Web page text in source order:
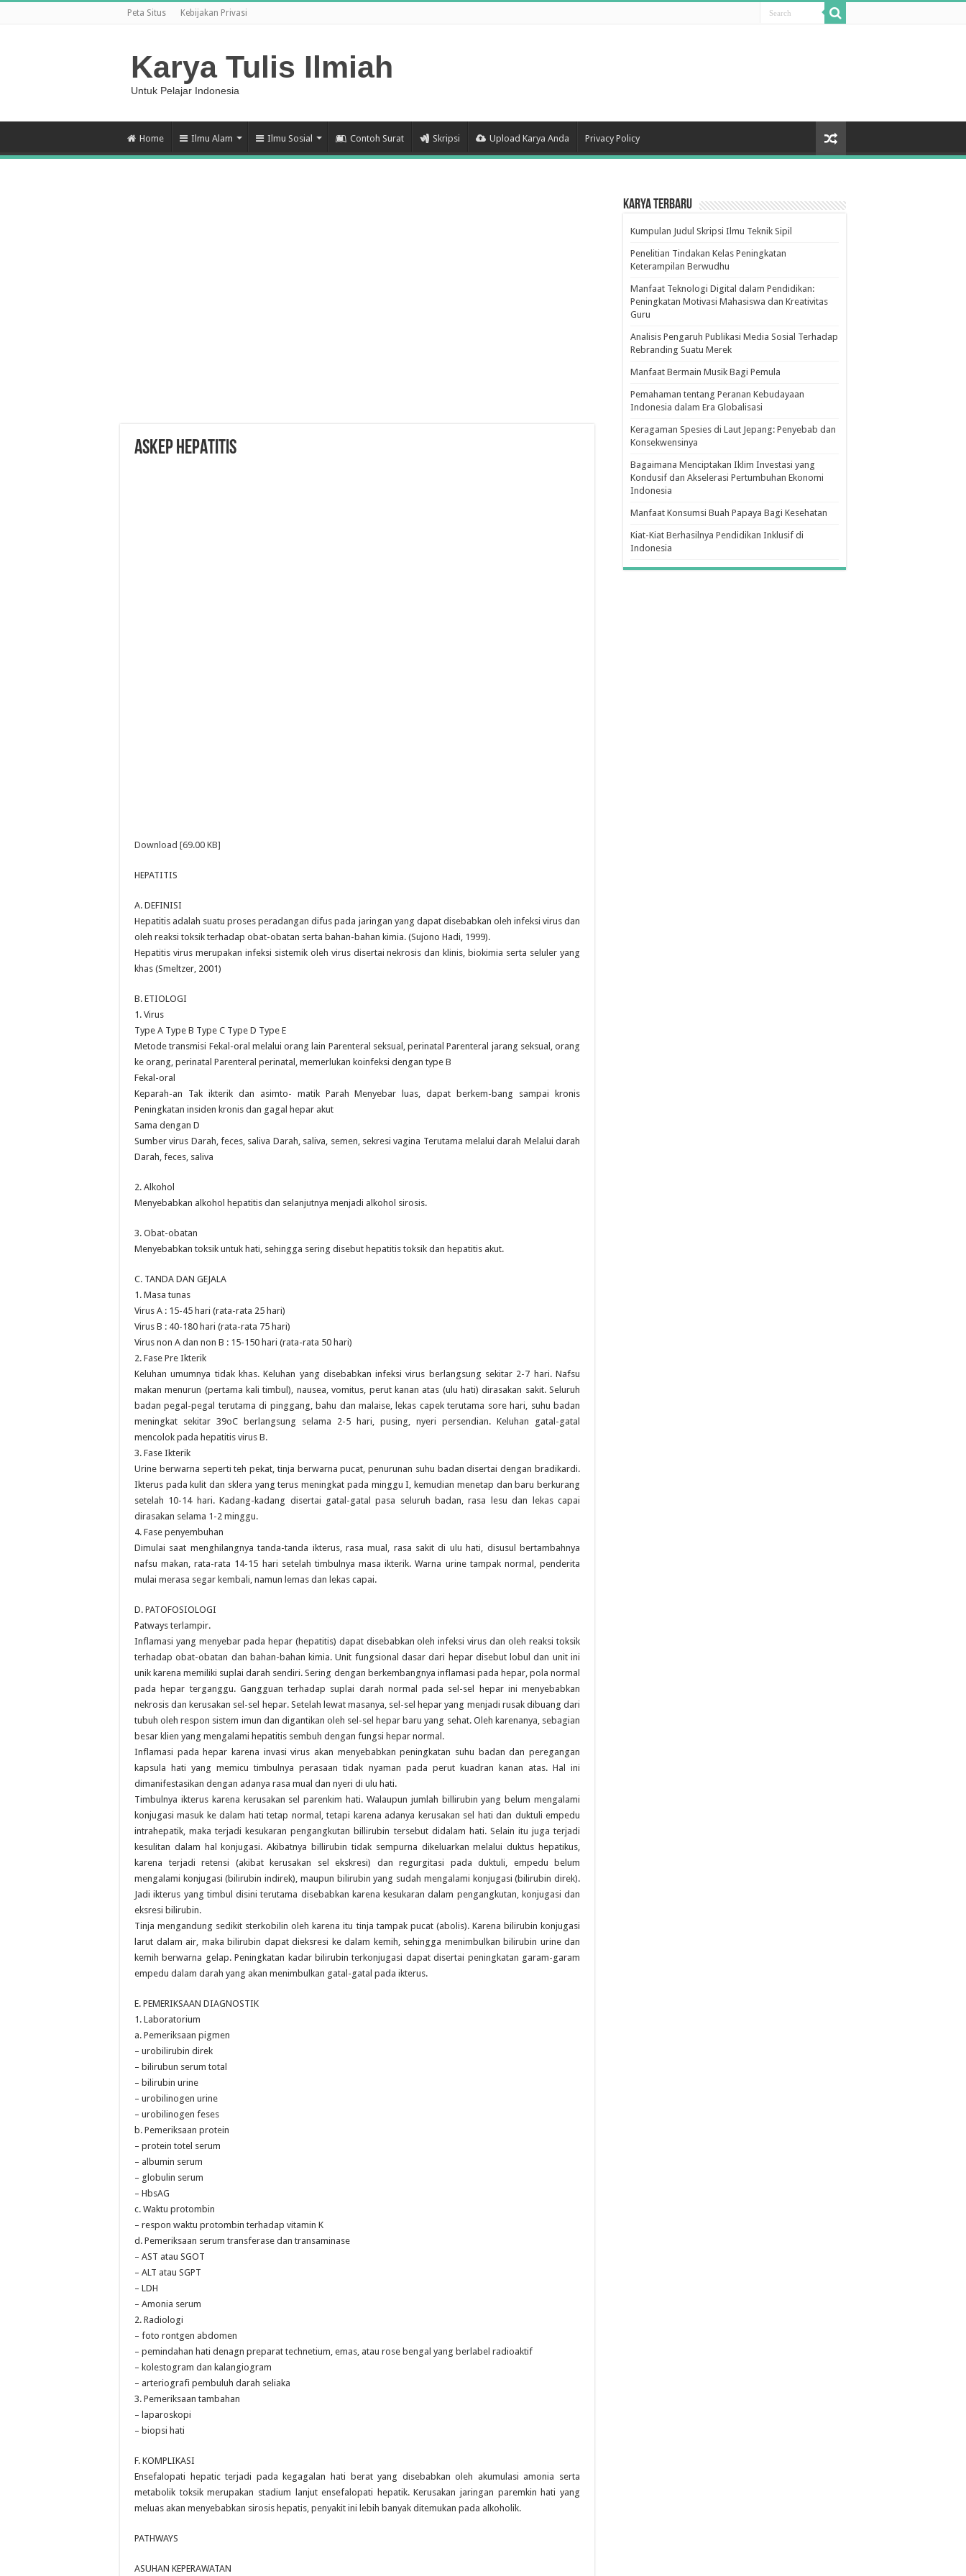
Peta Situs Kebijakan Privasi
Karya Tulis Ilmiah
Untuk Pelajar Indonesia
Home Ilmu Alam Ilmu Sosial Contoh Surat Skripsi Upload Karya Anda Privacy Policy
ASKEP HEPATITIS
Download [69.00 KB]
HEPATITIS
A. DEFINISI
Hepatitis adalah suatu proses peradangan difus pada jaringan yang dapat disebabkan oleh infeksi virus dan
oleh reaksi toksik terhadap obat-obatan serta bahan-bahan kimia. (Sujono Hadi, 1999).
Hepatitis virus merupakan infeksi sistemik oleh virus disertai nekrosis dan klinis, biokimia serta seluler yang
khas (Smeltzer, 2001)
B. ETIOLOGI
1. Virus
Type A Type B Type C Type D Type E
Metode transmisi Fekal-oral melalui orang lain Parenteral seksual, perinatal Parenteral jarang seksual, orang
ke orang, perinatal Parenteral perinatal, memerlukan koinfeksi dengan type B
Fekal-oral
Keparah-an Tak ikterik dan asimto- matik Parah Menyebar luas, dapat berkem-bang sampai kronis
Peningkatan insiden kronis dan gagal hepar akut
Sama dengan D
Sumber virus Darah, feces, saliva Darah, saliva, semen, sekresi vagina Terutama melalui darah Melalui darah
Darah, feces, saliva
2. Alkohol
Menyebabkan alkohol hepatitis dan selanjutnya menjadi alkohol sirosis.
3. Obat-obatan
Menyebabkan toksik untuk hati, sehingga sering disebut hepatitis toksik dan hepatitis akut.
C. TANDA DAN GEJALA
1. Masa tunas
Virus A : 15-45 hari (rata-rata 25 hari)
Virus B : 40-180 hari (rata-rata 75 hari)
Virus non A dan non B : 15-150 hari (rata-rata 50 hari)
2. Fase Pre Ikterik
Keluhan umumnya tidak khas. Keluhan yang disebabkan infeksi virus berlangsung sekitar 2-7 hari. Nafsu
makan menurun (pertama kali timbul), nausea, vomitus, perut kanan atas (ulu hati) dirasakan sakit. Seluruh
badan pegal-pegal terutama di pinggang, bahu dan malaise, lekas capek terutama sore hari, suhu badan
meningkat sekitar 39oC berlangsung selama 2-5 hari, pusing, nyeri persendian. Keluhan gatal-gatal
mencolok pada hepatitis virus B.
3. Fase Ikterik
Urine berwarna seperti teh pekat, tinja berwarna pucat, penurunan suhu badan disertai dengan bradikardi.
Ikterus pada kulit dan sklera yang terus meningkat pada minggu I, kemudian menetap dan baru berkurang
setelah 10-14 hari. Kadang-kadang disertai gatal-gatal pasa seluruh badan, rasa lesu dan lekas capai
dirasakan selama 1-2 minggu.
4. Fase penyembuhan
Dimulai saat menghilangnya tanda-tanda ikterus, rasa mual, rasa sakit di ulu hati, disusul bertambahnya
nafsu makan, rata-rata 14-15 hari setelah timbulnya masa ikterik. Warna urine tampak normal, penderita
mulai merasa segar kembali, namun lemas dan lekas capai.
D. PATOFOSIOLOGI
Patways terlampir.
Inflamasi yang menyebar pada hepar (hepatitis) dapat disebabkan oleh infeksi virus dan oleh reaksi toksik
terhadap obat-obatan dan bahan-bahan kimia. Unit fungsional dasar dari hepar disebut lobul dan unit ini
unik karena memiliki suplai darah sendiri. Sering dengan berkembangnya inflamasi pada hepar, pola normal
pada hepar terganggu. Gangguan terhadap suplai darah normal pada sel-sel hepar ini menyebabkan
nekrosis dan kerusakan sel-sel hepar. Setelah lewat masanya, sel-sel hepar yang menjadi rusak dibuang dari
tubuh oleh respon sistem imun dan digantikan oleh sel-sel hepar baru yang sehat. Oleh karenanya, sebagian
besar klien yang mengalami hepatitis sembuh dengan fungsi hepar normal.
Inflamasi pada hepar karena invasi virus akan menyebabkan peningkatan suhu badan dan peregangan
kapsula hati yang memicu timbulnya perasaan tidak nyaman pada perut kuadran kanan atas. Hal ini
dimanifestasikan dengan adanya rasa mual dan nyeri di ulu hati.
Timbulnya ikterus karena kerusakan sel parenkim hati. Walaupun jumlah billirubin yang belum mengalami
konjugasi masuk ke dalam hati tetap normal, tetapi karena adanya kerusakan sel hati dan duktuli empedu
intrahepatik, maka terjadi kesukaran pengangkutan billirubin tersebut didalam hati. Selain itu juga terjadi
kesulitan dalam hal konjugasi. Akibatnya billirubin tidak sempurna dikeluarkan melalui duktus hepatikus,
karena terjadi retensi (akibat kerusakan sel ekskresi) dan regurgitasi pada duktuli, empedu belum
mengalami konjugasi (bilirubin indirek), maupun bilirubin yang sudah mengalami konjugasi (bilirubin direk).
Jadi ikterus yang timbul disini terutama disebabkan karena kesukaran dalam pengangkutan, konjugasi dan
eksresi bilirubin.
Tinja mengandung sedikit sterkobilin oleh karena itu tinja tampak pucat (abolis). Karena bilirubin konjugasi
larut dalam air, maka bilirubin dapat dieksresi ke dalam kemih, sehingga menimbulkan bilirubin urine dan
kemih berwarna gelap. Peningkatan kadar bilirubin terkonjugasi dapat disertai peningkatan garam-garam
empedu dalam darah yang akan menimbulkan gatal-gatal pada ikterus.
E. PEMERIKSAAN DIAGNOSTIK
1. Laboratorium
a. Pemeriksaan pigmen
– urobilirubin direk
– bilirubun serum total
– bilirubin urine
– urobilinogen urine
– urobilinogen feses
b. Pemeriksaan protein
– protein totel serum
– albumin serum
– globulin serum
– HbsAG
c. Waktu protombin
– respon waktu protombin terhadap vitamin K
d. Pemeriksaan serum transferase dan transaminase
– AST atau SGOT
– ALT atau SGPT
– LDH
– Amonia serum
2. Radiologi
– foto rontgen abdomen
– pemindahan hati denagn preparat technetium, emas, atau rose bengal yang berlabel radioaktif
– kolestogram dan kalangiogram
– arteriografi pembuluh darah seliaka
3. Pemeriksaan tambahan
– laparoskopi
– biopsi hati
F. KOMPLIKASI
Ensefalopati hepatic terjadi pada kegagalan hati berat yang disebabkan oleh akumulasi amonia serta
metabolik toksik merupakan stadium lanjut ensefalopati hepatik. Kerusakan jaringan paremkin hati yang
meluas akan menyebabkan sirosis hepatis, penyakit ini lebih banyak ditemukan pada alkoholik.
PATHWAYS
ASUHAN KEPERAWATAN
Karya Terbaru
Kumpulan Judul Skripsi Ilmu Teknik Sipil
Penelitian Tindakan Kelas Peningkatan
Keterampilan Berwudhu
Manfaat Teknologi Digital dalam Pendidikan:
Peningkatan Motivasi Mahasiswa dan Kreativitas
Guru
Analisis Pengaruh Publikasi Media Sosial Terhadap
Rebranding Suatu Merek
Manfaat Bermain Musik Bagi Pemula
Pemahaman tentang Peranan Kebudayaan
Indonesia dalam Era Globalisasi
Keragaman Spesies di Laut Jepang: Penyebab dan
Konsekwensinya
Bagaimana Menciptakan Iklim Investasi yang
Kondusif dan Akselerasi Pertumbuhan Ekonomi
Indonesia
Manfaat Konsumsi Buah Papaya Bagi Kesehatan
Kiat-Kiat Berhasilnya Pendidikan Inklusif di
Indonesia